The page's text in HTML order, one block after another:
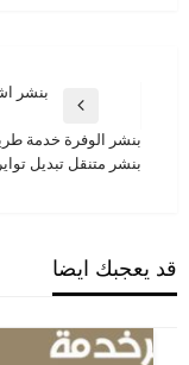
المقالات
المقالة
السابقة
المقالة
بنشر متنقل تبديل
قد يعجبك ايضا